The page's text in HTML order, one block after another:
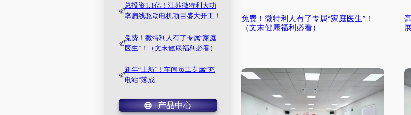
总投资1.1亿！江苏微特利大功
率扁线驱动电机项目盛大开工！
免费！微特利人有了专属“家庭
医生”！（文末健康福利必看）
新年“上新”！车间员工专属“充
电站”落成！
产品中心
免费！微特利人有了专属“家庭医生”！
（文末健康福利必看）